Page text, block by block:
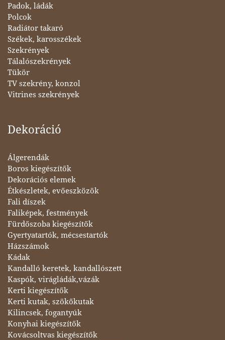
Padok, ládák
Polcok
Radiátor takaró
Székek, karosszékek
Szekrények
Tálalószekrények
Tükör
TV szekrény, konzol
Vitrines szekrények
Dekoráció
Álgerendák
Boros kiegészítők
Dekorációs elemek
Étkészletek, evőeszközök
Fali díszek
Faliképek, festmények
Fürdőszoba kiegészítők
Gyertyatartók, mécsestartók
Házszámok
Kádak
Kandalló keretek, kandallószett
Kaspók, virágládák,vázák
Kerti kiegészítők
Kerti kutak, szökőkutak
Kilincsek, fogantyúk
Konyhai kiegészítők
Kovácsoltvas kiegészítők